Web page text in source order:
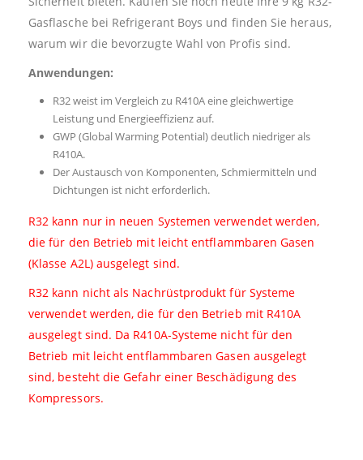
Gasflasche bei Refrigerant Boys und finden Sie heraus,
warum wir die bevorzugte Wahl von Profis sind.
Anwendungen:
R32 weist im Vergleich zu R410A eine gleichwertige
Leistung und Energieeffizienz auf.
GWP (Global Warming Potential) deutlich niedriger als
R410A.
Der Austausch von Komponenten, Schmiermitteln und
Dichtungen ist nicht erforderlich.
R32 kann nur in neuen Systemen verwendet werden,
die für den Betrieb mit leicht entflammbaren Gasen
(Klasse A2L) ausgelegt sind.
R32 kann nicht als Nachrüstprodukt für Systeme
verwendet werden, die für den Betrieb mit R410A
ausgelegt sind. Da R410A-Systeme nicht für den
Betrieb mit leicht entflammbaren Gasen ausgelegt
sind, besteht die Gefahr einer Beschädigung des
Kompressors.